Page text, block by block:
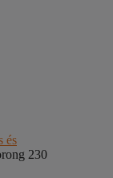
és
230